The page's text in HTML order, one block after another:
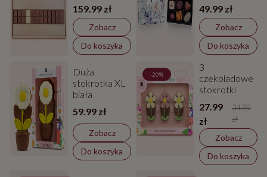
159.99 zł
Zobacz
Do koszyka
Delights – 6
sztuk
49.99 zł
Zobacz
Do koszyka
Duża
stokrotka XL
biała
59.99 zł
Zobacz
Do koszyka
-20%
3
czekoladowe
stokrotki
27.99
zł
34.99
zł
Zobacz
Do koszyka